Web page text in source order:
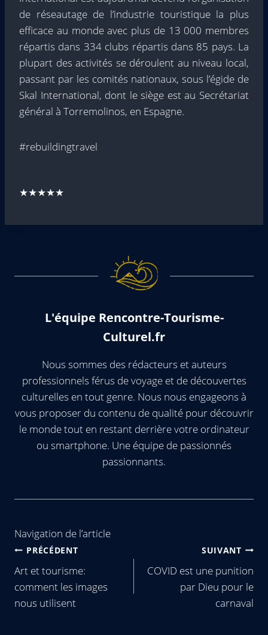
de réseautage de l’industrie touristique la plus
efficace au monde avec plus de 13 000 membres
répartis dans 334 clubs répartis dans 85 pays. La
plupart des activités se déroulent au niveau local,
passant par les comités nationaux, sous l’égide de
Skal International, dont le siège est au Secrétariat
général à Torremolinos, en Espagne.
#rebuildingtravel
★★★★★
L'équipe Rencontre-Tourisme-
Culturel.fr
Nous sommes des rédacteurs et auteurs
professionnels férus de voyage et de découvertes
culturelles en tout genre. Nous nous engageons à
vous proposer du contenu de qualité pour découvrir
le monde tout en restant derrière votre ordinateur
ou smartphone. Une équipe de passionnés
passionnants.
Navigation de l’article
PRÉCÉDENT
Art et tourisme:
comment les images
nous utilisent
SUIVANT
COVID est une punition
par Dieu pour le
carnaval